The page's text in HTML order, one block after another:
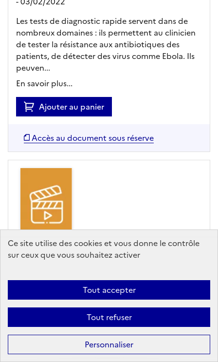
Ce site utilise des cookies et vous donne le contrôle
sur ceux que vous souhaitez activer
Tout accepter
Tout refuser
Personnaliser
Les tests de diagnostic rapide servent dans de
nombreux domaines : ils permettent au clinicien
de tester la résistance aux antibiotiques des
patients, de détecter des virus comme Ebola. Ils
peuven...
En savoir plus...
Ajouter au panier
Accès au document sous réserve
VIDÉO/MULTIMÉDIA
Microbiotes Science Loop -
Clara va voir... Cindy,
doctorante en immunologie
CEA (Commissariat à l'énergie atomique),Editeur
- 28/01/2022
Dans cet épisode de Science Loop consacré au